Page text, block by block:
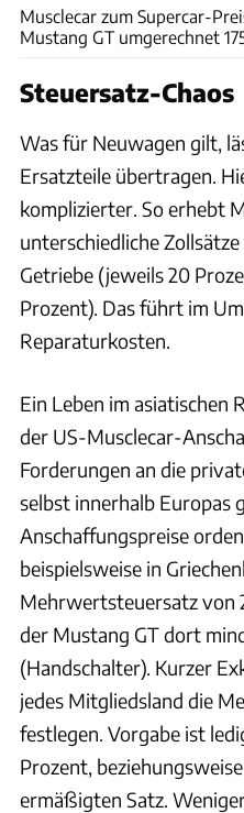
Musclecar zum Supercar-
Mustang GT umgerechnet
Steuersatz-Chaos
Was für Neuwagen gilt,
Ersatzteile übertragen.
komplizierter. So erhebt
unterschiedliche
Getriebe (jeweils 20
Prozent). Das führt im
Reparaturkosten.
Ein Leben im asiatischen
der US-Musclecar-
Forderungen an die
selbst innerhalb Europas
Anschaffungspreise
beispielsweise in
Mehrwertsteuersatz von
der Mustang GT dort
(Handschalter). Kurzer
jedes Mitgliedsland die
festlegen. Vorgabe ist
Prozent,
ermäßigten Satz.